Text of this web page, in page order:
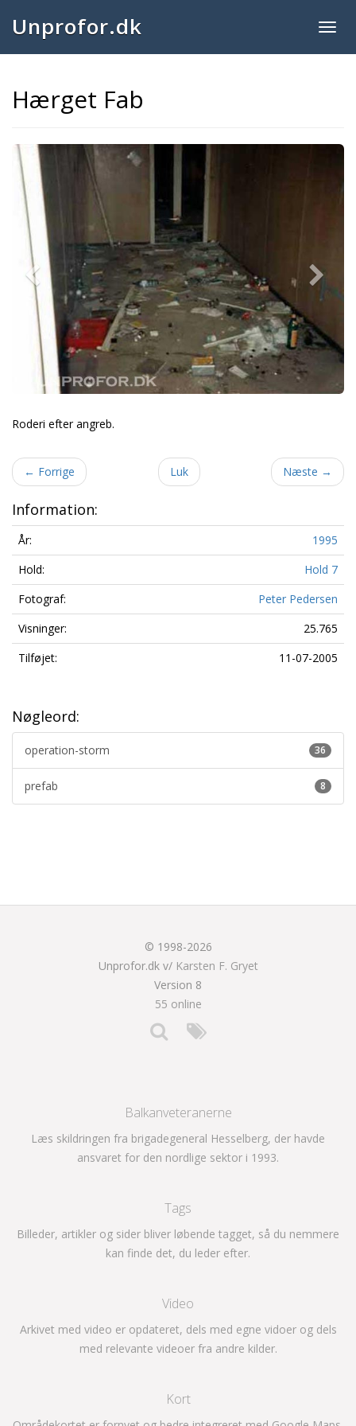
Unprofor.dk
Hærget Fab
Previous
Roderi efter angreb.
← Forrige Luk Næste →
Information:
År:
1995
Hold:
Hold 7
Fotograf:
Peter Pedersen
Visninger:
25.765
Tilføjet:
11-07-2005
Nøgleord:
36
operation-storm
8
prefab
© 1998-2026
Unprofor.dk v/ Karsten F. Gryet
Version 8
55 online
Balkanveteranerne
Læs skildringen fra brigadegeneral Hesselberg, der havde
ansvaret for den nordlige sektor i 1993.
Tags
Billeder, artikler og sider bliver løbende tagget, så du nemmere
kan finde det, du leder efter.
Video
Arkivet med video er opdateret, dels med egne vidoer og dels
med relevante videoer fra andre kilder.
Kort